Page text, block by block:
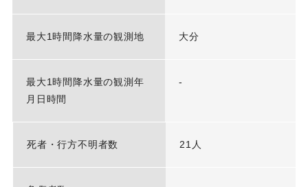
最大1時間降水量の観測地 大分
最大1時間降水量の観測年
月日時間
-
死者・行方不明者数 21人